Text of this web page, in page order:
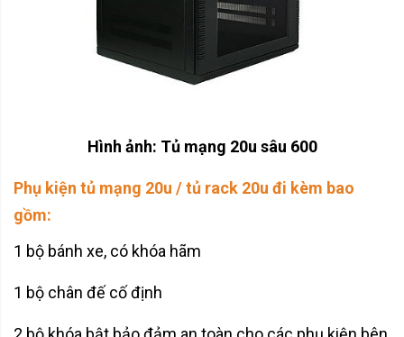
Hình ảnh: Tủ mạng 20u sâu 600
Phụ kiện tủ mạng 20u / tủ rack 20u đi kèm bao
gồm:
1 bộ bánh xe, có khóa hãm
1 bộ chân đế cố định